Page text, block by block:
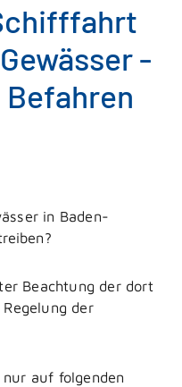
-
Befahren
in Baden-
Beachtung der dort
der
auf folgenden